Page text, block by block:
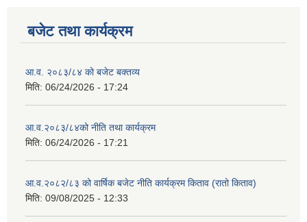
बजेट तथा कार्यक्रम
आ.व. २०८३/८४ को बजेट बक्तव्य
मिति: 06/24/2026 - 17:24
आ.व.२०८३/८४को नीति तथा कार्यक्रम
मिति: 06/24/2026 - 17:21
आ.व.२०८२/८३ को वार्षिक बजेट नीति कार्यक्रम किताव (रातो किताव)
मिति: 09/08/2025 - 12:33